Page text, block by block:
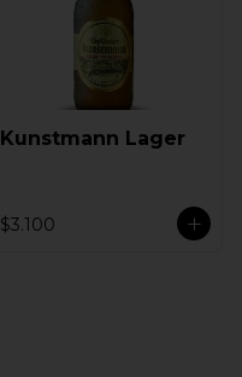
Kunstmann Lager
$3.100